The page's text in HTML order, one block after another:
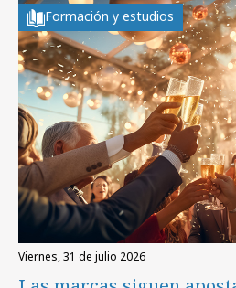
Formación y estudios
viernes, 31 de julio 2026